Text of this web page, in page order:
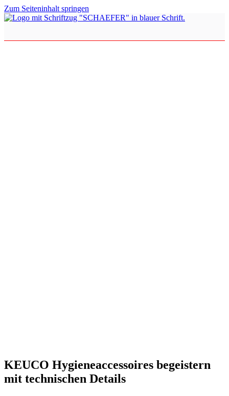
Zum Seiteninhalt springen
KEUCO Hygieneaccessoires begeistern
mit technischen Details